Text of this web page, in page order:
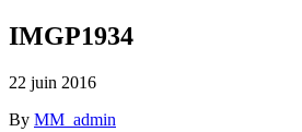
IMGP1934
22 juin 2016
By MM_admin